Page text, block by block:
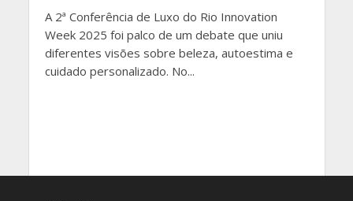
A 2ª Conferência de Luxo do Rio Innovation
Week 2025 foi palco de um debate que uniu
diferentes visões sobre beleza, autoestima e
cuidado personalizado. No...